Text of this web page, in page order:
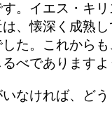
。イエス・キ
、懐深く成熟し
た。これから
べでありますよ
なければ、どう